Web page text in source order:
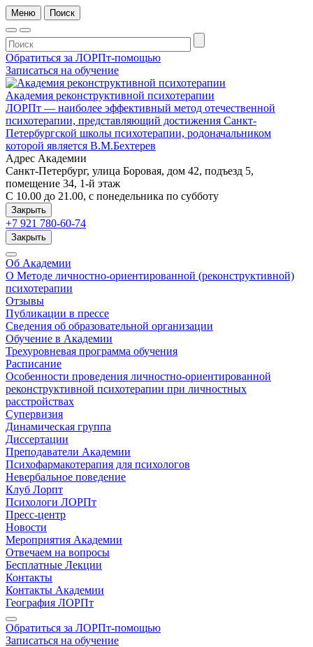
Меню Поиск
Обратиться за ЛОРПт-помощью
Записаться на обучение
Академия реконструктивной психотерапии
ЛОРПт — наиболее эффективный метод отечественной
психотерапии, представляющий достижения Санкт-
Петербургской школы психотерапии, родоначальником
которой является В.М.Бехтерев
Адрес Академии
Санкт-Петербург, улица Боровая, дом 42, подъезд 5,
помещение 34, 1-й этаж
C 10.00 до 21.00, c понедельника по субботу
Закрыть
+7 921 780-60-74
Закрыть
Об Академии
О Методе личностно-ориентированной (реконструктивной)
психотерапии
Отзывы
Публикации в прессе
Сведения об образовательной организации
Обучение в Академии
Трехуровневая программа обучения
Расписание
Особенности проведения личностно-ориентированной
реконструктивной психотерапии при личностных
расстройствах
Супервизия
Динамическая группа
Диссертации
Преподаватели Академии
Психофармакотерапия для психологов
Невербальное поведение
Клуб Лорпт
Психологи ЛОРПт
Пресс-центр
Новости
Мероприятия Академии
Отвечаем на вопросы
Бесплатные Лекции
Контакты
Контакты Академии
География ЛОРПт
Обратиться за ЛОРПт-помощью
Записаться на обучение